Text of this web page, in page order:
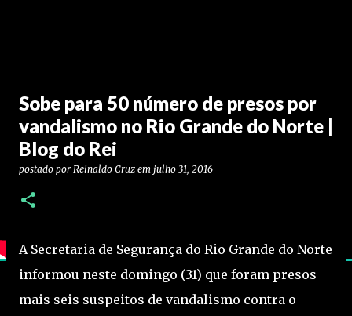
Sobe para 50 número de presos por
vandalismo no Rio Grande do Norte |
Blog do Rei
postado por Reinaldo Cruz em julho 31, 2016
A Secretaria de Segurança do Rio Grande do Norte
informou neste domingo (31) que foram presos
mais seis suspeitos de vandalismo contra o